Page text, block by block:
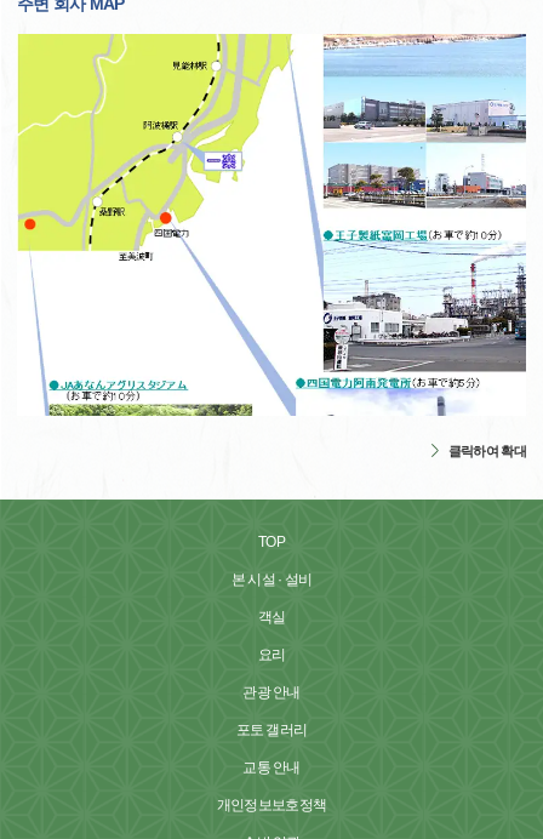
주변 회사 MAP
클릭하여 확대
TOP
본 시설 · 설비
객실
요리
관광 안내
포토 갤러리
교통 안내
개인정보보호정책